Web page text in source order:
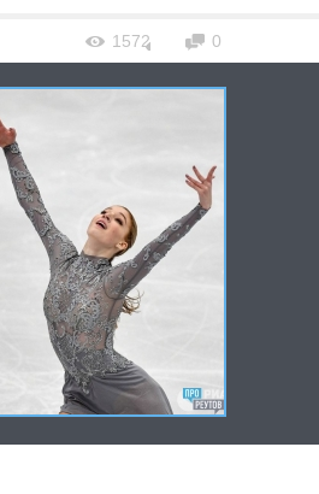
1572 0